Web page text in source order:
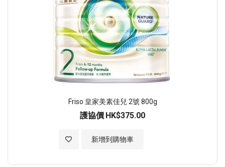
Friso 皇家美素佳兒 2號 800g
護協價 HK$375.00
新增到購物車
加入至願望清單